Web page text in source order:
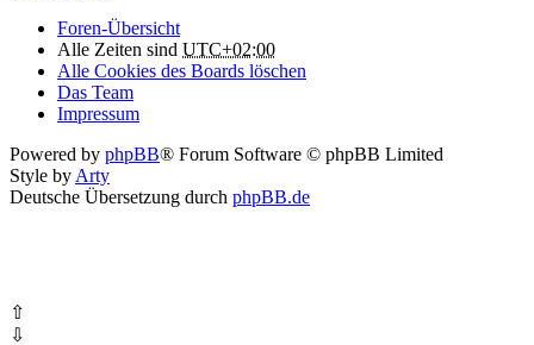
Foren-Übersicht
Alle Zeiten sind UTC+02:00
Alle Cookies des Boards löschen
Das Team
Impressum
Powered by phpBB® Forum Software © phpBB Limited
Style by Arty
Deutsche Übersetzung durch phpBB.de
⇧
⇩